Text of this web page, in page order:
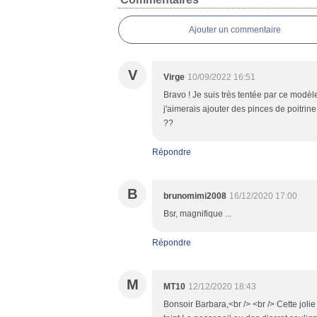
Ajouter un commentaire
V Virge 10/09/2022 16:51
Bravo ! Je suis très tentée par ce
j'aimerais ajouter des pinces de
??
Répondre
B brunomimi2008 16/12/2020 17:00
Bsr, magnifique ...
Répondre
M MT10 12/12/2020 18:43
Bonsoir Barbara,<br /> <br /> Cette